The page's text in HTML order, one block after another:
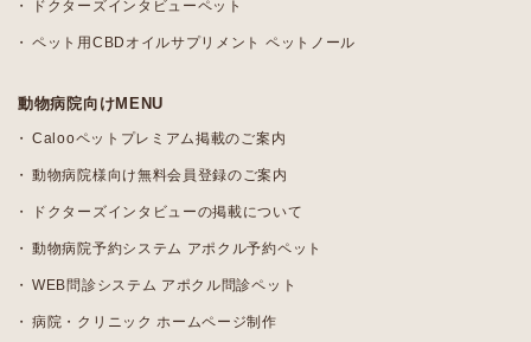
ドクターズインタビューペット
ペット用CBDオイルサプリメント ペットノール
動物病院向けMENU
Calooペットプレミアム掲載のご案内
動物病院様向け無料会員登録のご案内
ドクターズインタビューの掲載について
動物病院予約システム アポクル予約ペット
WEB問診システム アポクル問診ペット
病院・クリニック ホームページ制作